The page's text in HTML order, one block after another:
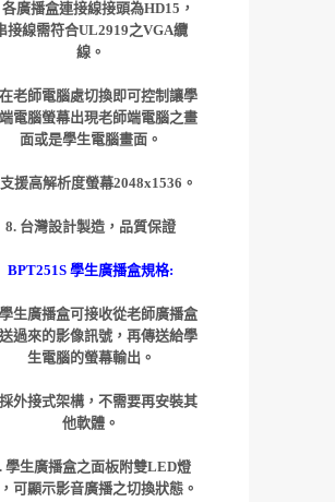
各廣播盒連接線接頭為HD15，
接線需符合UL2919之VGA纜
線。
老師電腦處切換即可控制讓學
電腦螢幕出現老師端電腦之畫
面或是學生電腦畫面。
援高解析度螢幕2048x1536。
8. 台灣設計製造 ，品質保證
BPT251S 學生廣播盒規格:
生廣播盒可接收從老師廣播盒
過來的影像訊號，再傳送給學
生電腦的螢幕輸出。
外接式架構，不需要再安裝其
他軟體。
學生廣播盒之面板附雙LED燈
可顯示影音廣播之切換狀態。